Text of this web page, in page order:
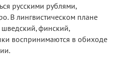
русскими рублями,
В лингвистическом плане
финский,
воспринимаются в обиходе